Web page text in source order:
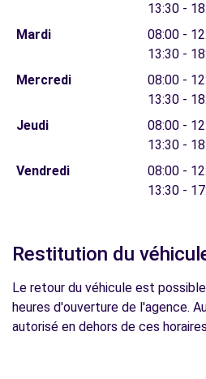
13:30 -
Mardi
08:00 -
13:30 -
Mercredi
08:00 -
13:30 -
Jeudi
08:00 -
13:30 -
Vendredi
08:00 -
13:30 -
Restitution du
Le retour du véhicule est
heures d'ouverture de l'agence.
autorisé en dehors de ces